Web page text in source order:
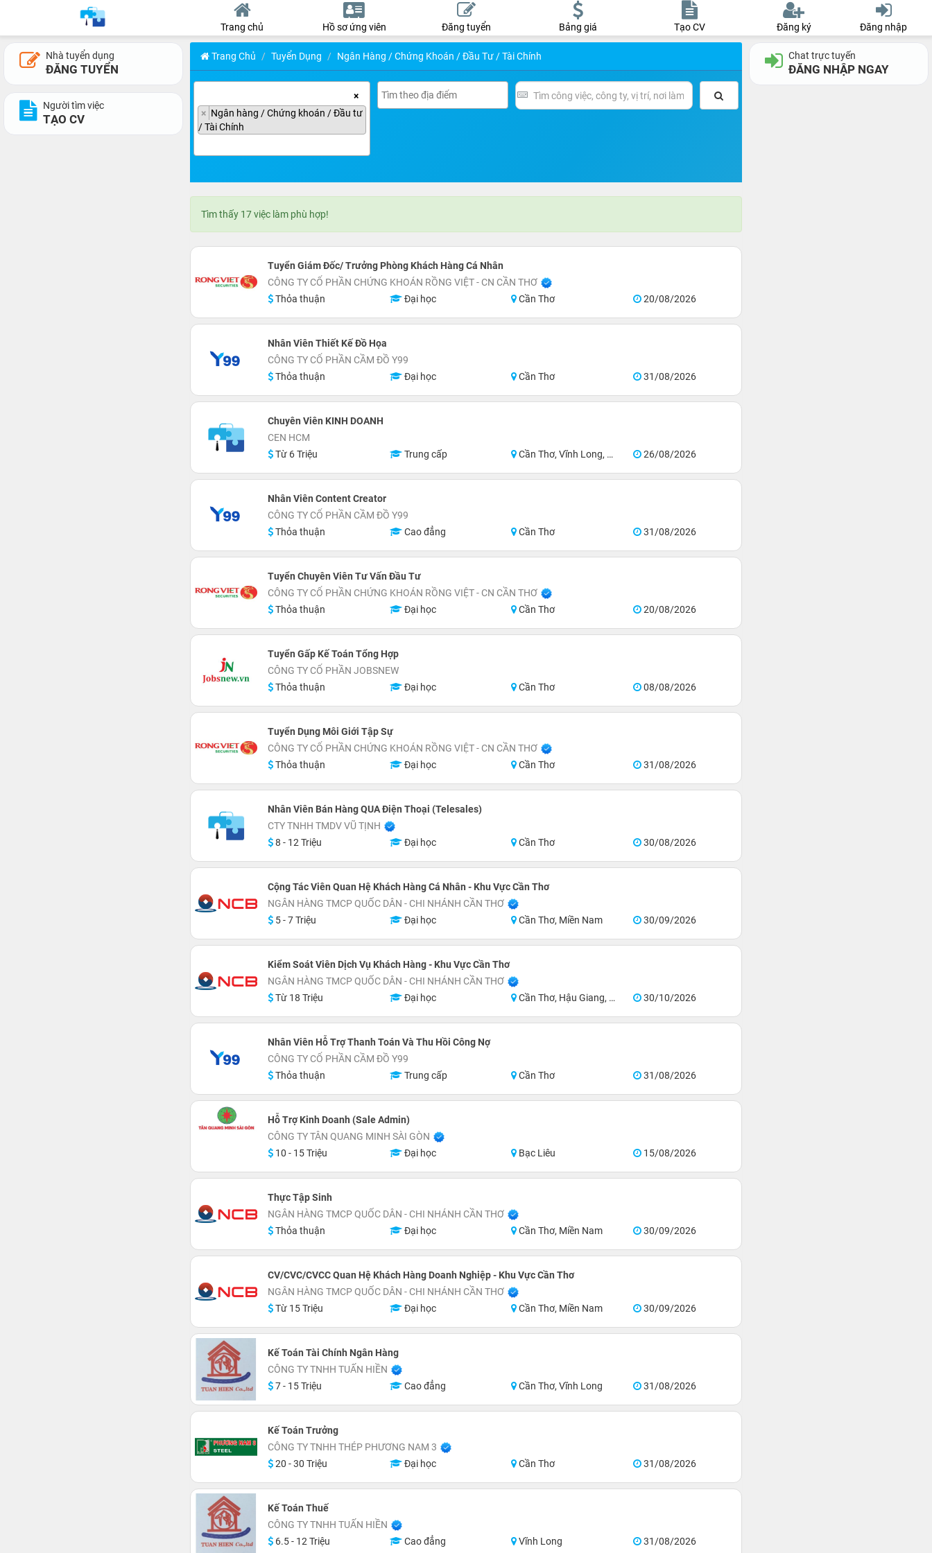
Trang chủ Hồ sơ ứng viên Đăng tuyển Bảng giá Tạo CV Đăng ký Đăng nhập
Nhà tuyển dụng
ĐĂNG TUYỂN
Người tìm việc
TẠO CV
Trang Chủ Tuyển Dụng Ngân Hàng / Chứng Khoán / Đầu Tư / Tài Chính
×
× Ngân hàng / Chứng khoán / Đầu tư
/ Tài Chính
Tìm thấy 17 việc làm phù hợp!
Tuyển Giám Đốc/ Trưởng Phòng Khách Hàng Cá Nhân
CÔNG TY CỔ PHẦN CHỨNG KHOÁN RỒNG VIỆT - CN CẦN THƠ
Thỏa thuận
Đại học Cần Thơ 20/08/2026
Nhân Viên Thiết Kế Đồ Họa
CÔNG TY CỔ PHẦN CẦM ĐỒ Y99
Thỏa thuận
Đại học Cần Thơ 31/08/2026
Chuyên Viên KINH DOANH
CEN HCM
Từ 6 Triệu
Trung cấp Cần Thơ, Vĩnh Long, Đồng Tháp, Hậu Giang, Sóc Trăng, Trà Vinh 26/08/2026
Nhân Viên Content Creator
CÔNG TY CỔ PHẦN CẦM ĐỒ Y99
Thỏa thuận
Cao đẳng Cần Thơ 31/08/2026
Tuyển Chuyên Viên Tư Vấn Đầu Tư
CÔNG TY CỔ PHẦN CHỨNG KHOÁN RỒNG VIỆT - CN CẦN THƠ
Thỏa thuận
Đại học Cần Thơ 20/08/2026
Tuyển Gấp Kế Toán Tổng Hợp
CÔNG TY CỔ PHẦN JOBSNEW
Thỏa thuận
Đại học Cần Thơ 08/08/2026
Tuyển Dụng Môi Giới Tập Sự
CÔNG TY CỔ PHẦN CHỨNG KHOÁN RỒNG VIỆT - CN CẦN THƠ
Thỏa thuận
Đại học Cần Thơ 31/08/2026
Nhân Viên Bán Hàng QUA Điện Thoại (Telesales)
CTY TNHH TMDV VŨ TỊNH
8 - 12 Triệu
Đại học Cần Thơ 30/08/2026
Cộng Tác Viên Quan Hệ Khách Hàng Cá Nhân - Khu Vực Cần Thơ
NGÂN HÀNG TMCP QUỐC DÂN - CHI NHÁNH CẦN THƠ
5 - 7 Triệu
Đại học Cần Thơ, Miền Nam 30/09/2026
Kiểm Soát Viên Dịch Vụ Khách Hàng - Khu Vực Cần Thơ
NGÂN HÀNG TMCP QUỐC DÂN - CHI NHÁNH CẦN THƠ
Từ 18 Triệu
Đại học Cần Thơ, Hậu Giang, Sóc Trăng, Miền Nam 30/10/2026
Nhân Viên Hỗ Trợ Thanh Toán Và Thu Hồi Công Nợ
CÔNG TY CỔ PHẦN CẦM ĐỒ Y99
Thỏa thuận
Trung cấp Cần Thơ 31/08/2026
Hỗ Trợ Kinh Doanh (Sale Admin)
CÔNG TY TÂN QUANG MINH SÀI GÒN
10 - 15 Triệu
Đại học Bạc Liêu 15/08/2026
Thực Tập Sinh
NGÂN HÀNG TMCP QUỐC DÂN - CHI NHÁNH CẦN THƠ
Thỏa thuận
Đại học Cần Thơ, Miền Nam 30/09/2026
CV/CVC/CVCC Quan Hệ Khách Hàng Doanh Nghiệp - Khu Vực Cần Thơ
NGÂN HÀNG TMCP QUỐC DÂN - CHI NHÁNH CẦN THƠ
Từ 15 Triệu
Đại học Cần Thơ, Miền Nam 30/09/2026
Kế Toán Tài Chính Ngân Hàng
CÔNG TY TNHH TUẤN HIỀN
7 - 15 Triệu
Cao đẳng Cần Thơ, Vĩnh Long 31/08/2026
Kế Toán Trưởng
CÔNG TY TNHH THÉP PHƯƠNG NAM 3
20 - 30 Triệu
Đại học Cần Thơ 31/08/2026
Kế Toán Thuế
CÔNG TY TNHH TUẤN HIỀN
6.5 - 12 Triệu
Cao đẳng Vĩnh Long 31/08/2026
Chat trực tuyến
ĐĂNG NHẬP NGAY